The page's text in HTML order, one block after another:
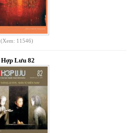
(Xem: 11546)
Hợp Lưu 82